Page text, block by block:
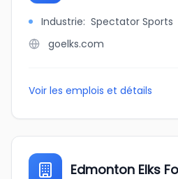
Industrie: Spectator Sports
goelks.com
Voir les emplois et détails
Edmonton Elks